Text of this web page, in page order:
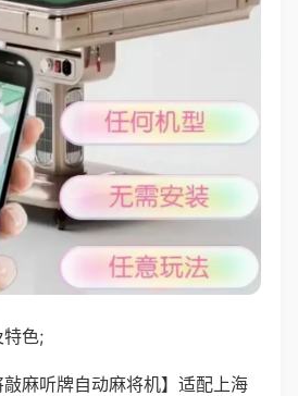
色;
敲麻听牌自动麻将机】适配上海